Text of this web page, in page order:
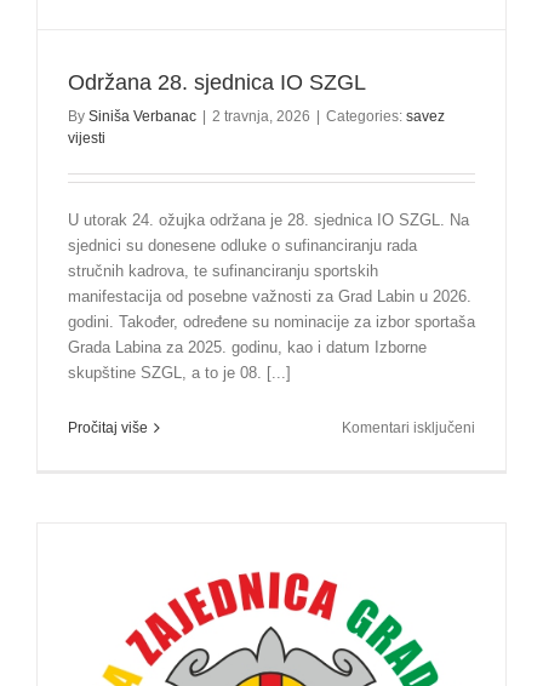
Održana 28. sjednica IO SZGL
By Siniša Verbanac | 2 travnja, 2026 | Categories: savez
vijesti
U utorak 24. ožujka održana je 28. sjednica IO SZGL. Na
sjednici su donesene odluke o sufinanciranju rada
stručnih kadrova, te sufinanciranju sportskih
manifestacija od posebne važnosti za Grad Labin u 2026.
godini. Također, određene su nominacije za izbor sportaša
Grada Labina za 2025. godinu, kao i datum Izborne
skupštine SZGL, a to je 08. [...]
Pročitaj više Komentari isključeni